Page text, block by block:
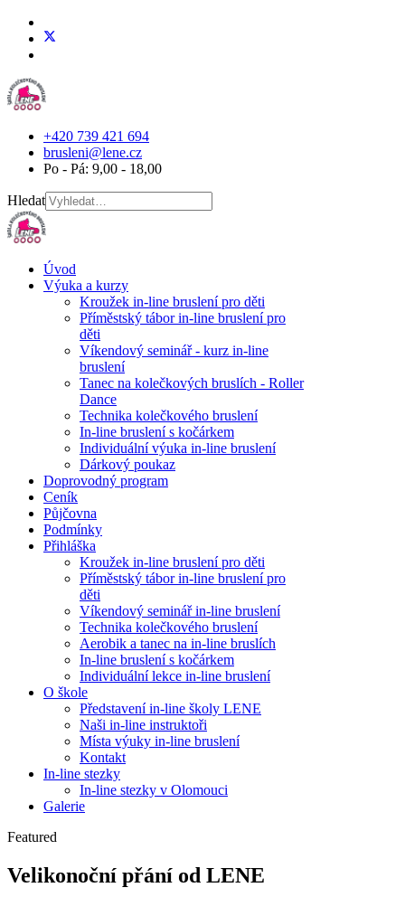
+420 739 421 694
brusleni@lene.cz
Po - Pá: 9,00 - 18,00
Hledat
Úvod
Výuka a kurzy
Kroužek in-line bruslení pro děti
Příměstský tábor in-line bruslení pro
děti
Víkendový seminář - kurz in-line
bruslení
Tanec na kolečkových bruslích - Roller
Dance
Technika kolečkového bruslení
In-line bruslení s kočárkem
Individuální výuka in-line bruslení
Dárkový poukaz
Doprovodný program
Ceník
Půjčovna
Podmínky
Přihláška
Kroužek in-line bruslení pro děti
Příměstský tábor in-line bruslení pro
děti
Víkendový seminář in-line bruslení
Technika kolečkového bruslení
Aerobik a tanec na in-line bruslích
In-line bruslení s kočárkem
Individuální lekce in-line bruslení
O škole
Představení in-line školy LENE
Naši in-line instruktoři
Místa výuky in-line bruslení
Kontakt
In-line stezky
In-line stezky v Olomouci
Galerie
Featured
Velikonoční přání od LENE